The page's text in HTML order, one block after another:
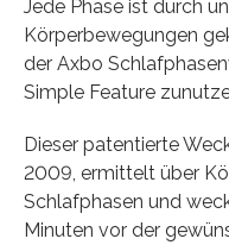
Jede Phase ist durch
Körperbewegungen
der Axbo
Simple Feature
Dieser patentierte
2009, ermittelt über
Schlafphasen und
Minuten vor der